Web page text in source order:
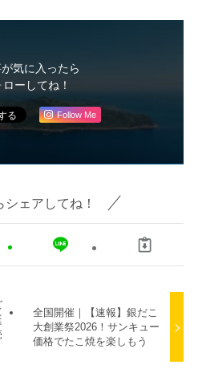
気に入ったら
ローしてね！
Follow Me
シェアしてね！
全国開催｜【速報】銀だこ
大創業祭2026！サンキュー
価格でたこ焼を楽しもう